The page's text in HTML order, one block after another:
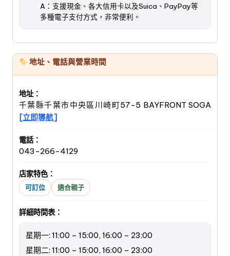
A：支援現金、各大信用卡以及Suica、PayPay等
多種電子支付方式，非常便利。
地址、電話與營業時間
地址：
千葉縣千葉市中央區川崎町57-5 BAYFRONT SOGA
[立即導航]
電話：
043-266-4129
店家特色：
可訂位 適合親子
詳細時間表：
星期一: 11:00 – 15:00, 16:00 – 23:00
星期二: 11:00 – 15:00, 16:00 – 23:00